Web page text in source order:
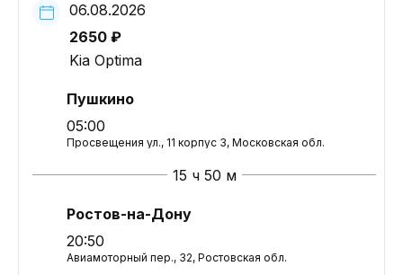
06.08.2026
2650 ₽
Kia Optima
Пушкино
05:00
Просвещения ул., 11 корпус 3, Московская обл.
15 ч 50 м
Ростов-на-Дону
20:50
Авиамоторный пер., 32, Ростовская обл.